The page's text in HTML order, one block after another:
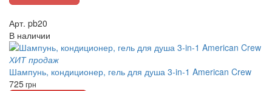
Арт. pb20
В наличии
ХИТ продаж
Шампунь, кондиционер, гель для душа 3-in-1 American Crew
725грн